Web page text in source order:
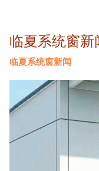
临夏系统窗新
临夏系统窗新闻